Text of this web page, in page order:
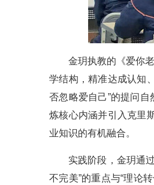
金玥执教的《爱你
学结构，精准达成认知
否忽略爱自己”的提问
炼核心内涵并引入克里
业知识的有机融合。
实践阶段，金玥通
不完美”的重点与“理论